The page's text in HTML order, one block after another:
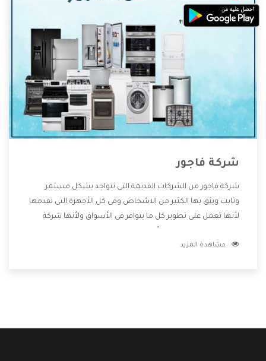
شركة فاجور
شركة فاجور من الشركات القديمة التى تتواجد بشكل مستمر
وثابت ويثق بها الكثير من الاشخاص وفى كل الأجهزة التى تقدمها
لأنها تعمل على تطوير كل ما يتوافر فى الأسواق ولأنها شركة
وتقدم للعملاء أقوى العروض والخصومات التى تسهل على
مشاهدة المزيد